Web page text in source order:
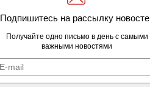
Подпишитесь на рассылку
Получайте одно письмо в день с самыми
важными новостями